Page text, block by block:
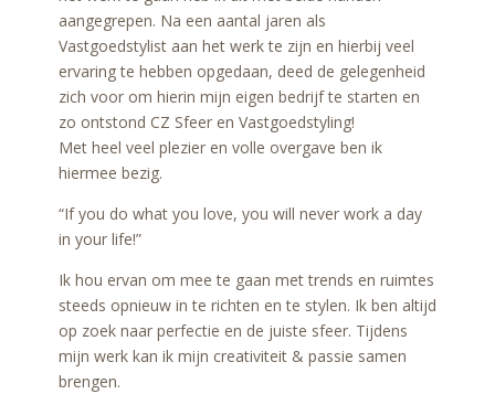
aangegrepen. Na een aantal jaren als
Vastgoedstylist aan het werk te zijn en hierbij veel
ervaring te hebben opgedaan, deed de gelegenheid
zich voor om hierin mijn eigen bedrijf te starten en
zo ontstond CZ Sfeer en Vastgoedstyling!
Met heel veel plezier en volle overgave ben ik
hiermee bezig.
“If you do what you love, you will never work a day
in your life!”
Ik hou ervan om mee te gaan met trends en ruimtes
steeds opnieuw in te richten en te stylen. Ik ben altijd
op zoek naar perfectie en de juiste sfeer. Tijdens
mijn werk kan ik mijn creativiteit & passie samen
brengen.